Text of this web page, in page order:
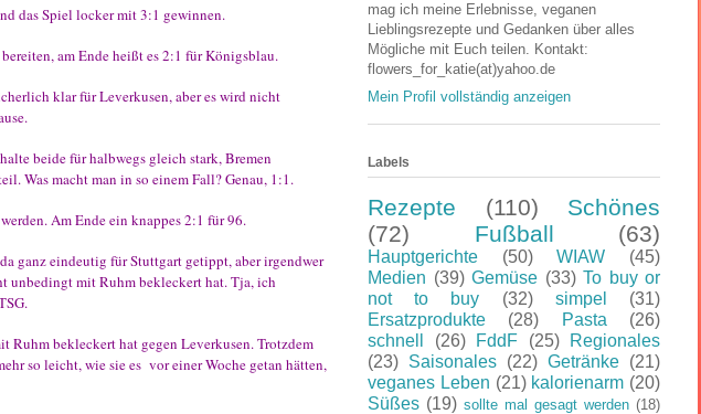
das Spiel locker mit 3:1 gewinnen.
am Ende heißt es 2:1 für Königsblau.
klar für Leverkusen, aber es wird nicht
beide für halbwegs gleich stark, Bremen
Was macht man in so einem Fall? Genau, 1:1.
Am Ende ein knappes 2:1 für 96.
ganz eindeutig für Stuttgart getippt, aber irgendwer
unbedingt mit Ruhm bekleckert hat. Tja, ich
Ruhm bekleckert hat gegen Leverkusen. Trotzdem
so leicht, wie sie es vor einer Woche getan hätten,
mag ich meine Erlebnisse, veganen
Lieblingsrezepte und Gedanken über alles
Mögliche mit Euch teilen. Kontakt:
flowers_for_katie(at)yahoo.de
Mein Profil vollständig anzeigen
Labels
Rezepte (110)
Schönes
(72)
Fußball (63)
Hauptgerichte (50) WIAW
(45)
Medien (39) Gemüse (33) To buy or
not to buy
(32) simpel
(31)
Ersatzprodukte
(28) Pasta
(26)
schnell
(26) FddF (25)
Regionales
(23) Saisonales (22) Getränke (21)
veganes Leben (21) kalorienarm (20)
Süßes (19) sollte mal gesagt werden (18)